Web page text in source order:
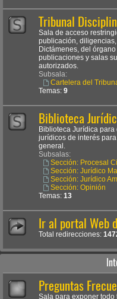
Tribunal
Sala de acceso
publicación,
Dictámenes, del
publicaciones y salas
autorizados.
Subsala:
Cartelera del
Temas: 9
Biblioteca
Biblioteca Jurídica
jurídicos de interés
general.
Subsalas:
Sección: Procesal
Sección: Jurídico
Sección: Jurídico
Sección: Opinión
Temas: 13
Ir al portal Web
Total redirecciones:
Preguntas
Sala para exponer todo